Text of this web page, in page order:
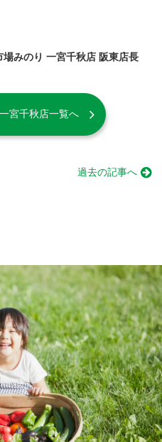
場みのり 一宮千秋店 阪東店長
宮千秋店一覧へ
過去の記事へ